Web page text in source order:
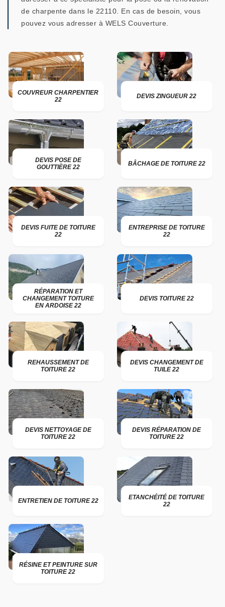
de charpente dans le 22110. En cas de besoin, vous
pouvez vous adresser à WELS Couverture.
COUVREUR CHARPENTIER
22
DEVIS ZINGUEUR 22
DEVIS POSE DE
GOUTTIÈRE 22
BÂCHAGE DE TOITURE 22
DEVIS FUITE DE TOITURE
22
ENTREPRISE DE TOITURE
22
RÉPARATION ET
CHANGEMENT TOITURE
EN ARDOISE 22
DEVIS TOITURE 22
REHAUSSEMENT DE
TOITURE 22
DEVIS CHANGEMENT DE
TUILE 22
DEVIS NETTOYAGE DE
TOITURE 22
DEVIS RÉPARATION DE
TOITURE 22
ENTRETIEN DE TOITURE 22
ETANCHÉITÉ DE TOITURE
22
RÉSINE ET PEINTURE SUR
TOITURE 22